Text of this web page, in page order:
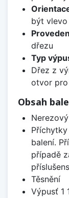
být
dřezu
Typ
Dřez z
otvor
Obsah
balení.
případě
Těsnění
Výpusť 1